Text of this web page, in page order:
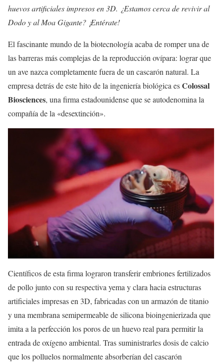
huevos artificiales impresos en 3D. ¿Estamos cerca de revivir al
Dodo y al Moa Gigante? ¡Entérate!
El fascinante mundo de la biotecnología acaba de romper una de
las barreras más complejas de la reproducción ovípara: lograr que
un ave nazca completamente fuera de un cascarón natural. La
empresa detrás de este hito de la ingeniería biológica esColossal
Biosciences, una firma estadounidense que se autodenomina la
compañía de la «desextinción».
Científicos de esta firma lograron transferir embriones fertilizados
de pollo junto con su respectiva yema y clara hacia estructuras
artificiales impresas en 3D, fabricadas con un armazón de titanio
y una membrana semipermeable de silicona bioingenierizada que
imita a la perfección los poros de un huevo real para permitir la
entrada de oxígeno ambiental. Tras suministrarles dosis de calcio
que los polluelos normalmente absorberían del cascarón